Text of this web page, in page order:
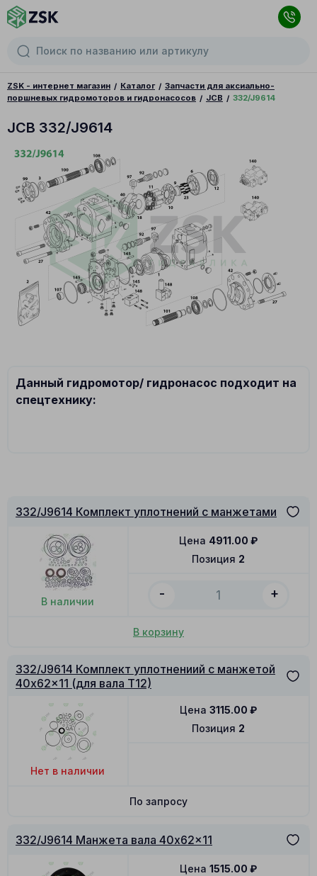
ZSK - интернет магазин Каталог
Запчасти для аксиально-
поршневых гидромоторов и гидронасосов
JCB 332/J9614
JCB 332/J9614
Данный гидромотор/ гидронасос подходит на
спецтехнику:
332/J9614 Комплект уплотнений с манжетами
В наличии
Позиция 2
Цена 4911.00 ₽
- +
В корзину
332/J9614 Комплект уплотнениий с манжетой
40x62x11 (для вала T12)
Нет в наличии
Позиция 2
Цена 3115.00 ₽
По запросу
332/J9614 Манжета вала 40x62x11
Цена 1515.00 ₽